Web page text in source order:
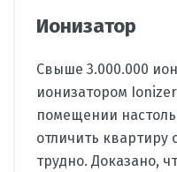
Ионизатор
Свыше 3.000.000
ионизатором
помещении
отличить квартиру
трудно. Доказано,